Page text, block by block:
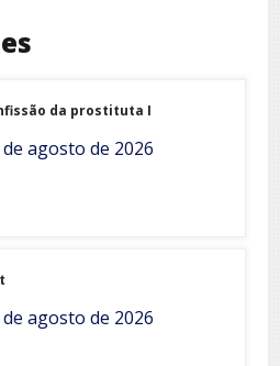
da prostituta I
de agosto de 2026
de agosto de 2026